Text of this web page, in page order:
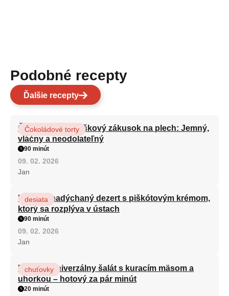
Podobné recepty
Ďalšie recepty
Čokoládovo-orieškový zákusok na plech: Jemný,
vláčny a neodolateľný
Čokoládové torty
90 minút
09. 02. 2026
Jan
Ľahký a nadýchaný dezert s piškótovým krémom,
ktorý sa rozplýva v ústach
desiata
90 minút
09. 02. 2026
Jan
Najlepší univerzálny šalát s kuracím mäsom a
uhorkou – hotový za pár minút
chuťovky
20 minút